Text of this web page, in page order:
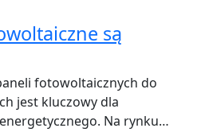
są
fotowoltaicznych do
jest kluczowy dla
Na rynku…